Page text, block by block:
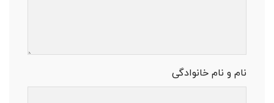
نام و نام خانوادگی